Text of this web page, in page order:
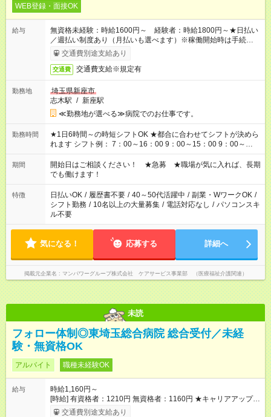
WEB登録・面接OK
給与
無資格未経験：時給1600円～ 経験者：時給1800円～★日払い
／週払い制度あり（月払いも選べます）※稼働開始時は手続き完
了次第のお支払いとなります。
交通費別途支給あり
交通費 交通費支給※規定有
勤務地
埼玉県新座市
志木駅 / 新座駅
≪勤務地が選べる≫病院でのお仕事です。
勤務時間
★1日6時間～の時短シフトOK ★都合に合わせてシフトが決めら
れます シフト例： 7：00～16：00 9：00～15：00 9：00～
18：00 11：00～20：00 など ※Wワークの場合、他のお仕事と
合わせ週40時間超の就業はご案内できません ※法令に基づき、
週20時間以上勤務は社会保険への加入対象となります ※労働者
派遣法（日雇い派遣の原則禁止）により、短時間・短期間の就
業はご案内が難しい場合があります
期間
開始日はご相談ください！ ★急募 ★職場が気に入れば、長期
でも働けます！
特徴 日払いOK / 履歴書不要 / 40～50代活躍中 / 副業・WワークOK /
シフト勤務 / 10名以上の大量募集 / 電話対応なし / パソコンスキ
ル不要
気になる！ 応募する 詳細へ
掲載元企業名 マンパワーグループ株式会社 ケアサービス事業部 （医療福祉介護関連）
未読
フォロー体制◎東埼玉総合病院 総合受付／未経
験・無資格OK
アルバイト 職種未経験OK
給与
時給1,160円～
[時給] 有資格者：1210円 無資格者：1160円 ★キャリアアップ制
度あり 進級により給与がアップします！ 【試用期間】試用期間
交通費別途支給あり